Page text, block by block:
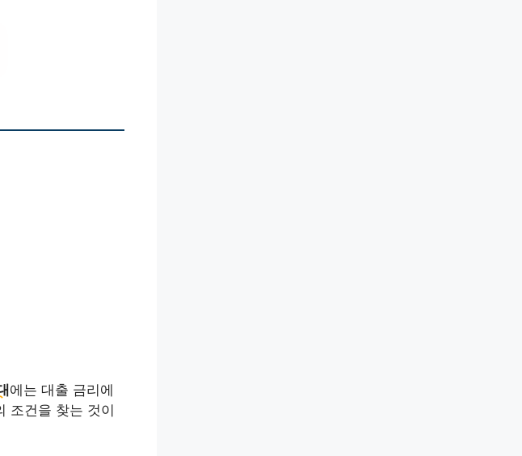
에는 대출 금리에
조건을 찾는 것이